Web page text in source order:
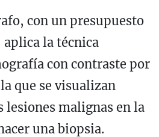
con un presupuesto
aplica la técnica
con contraste por
que se visualizan
lesiones malignas en la
una biopsia.